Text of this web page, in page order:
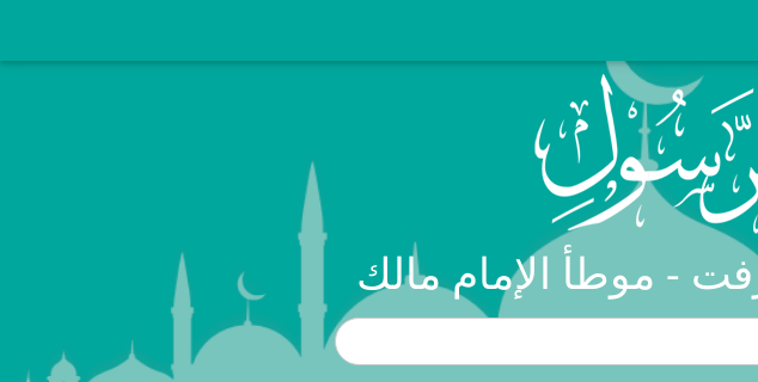
- موطأ الإمام مالك